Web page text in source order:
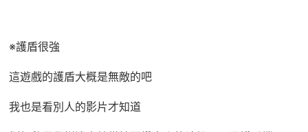
※護盾很強
這遊戲的護盾大概是無敵的吧
我也是看別人的影片才知道